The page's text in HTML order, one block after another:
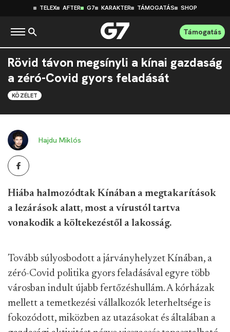
TELEX AFTER G7 KARAKTER TÁMOGATÁS SHOP
Támogatás
Rövid távon megsínyli a kínai gazdaság
a zéró-Covid gyors feladását
KÖZÉLET
Hajdu Miklós
Hiába halmozódtak Kínában a megtakarítások
a lezárások alatt, most a vírustól tartva
vonakodik a költekezéstől a lakosság.
Tovább súlyosbodott a járványhelyzet Kínában, a
zéró-Covid politika gyors feladásával egyre több
városban indult újabb fertőzéshullám. A kórházak
mellett a temetkezési vállalkozók leterheltsége is
fokozódott, miközben az utazásokat és általában a